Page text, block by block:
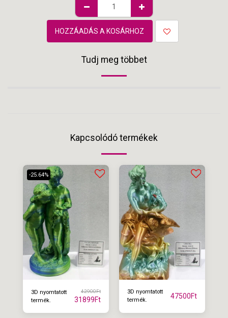
HOZZÁADÁS A KOSÁRHOZ
Tudj meg többet
Kapcsolódó termékek
-25.64%
3D nyomtatott
termék.
42900Ft
31899Ft
3D nyomtatott
termék.
47500Ft